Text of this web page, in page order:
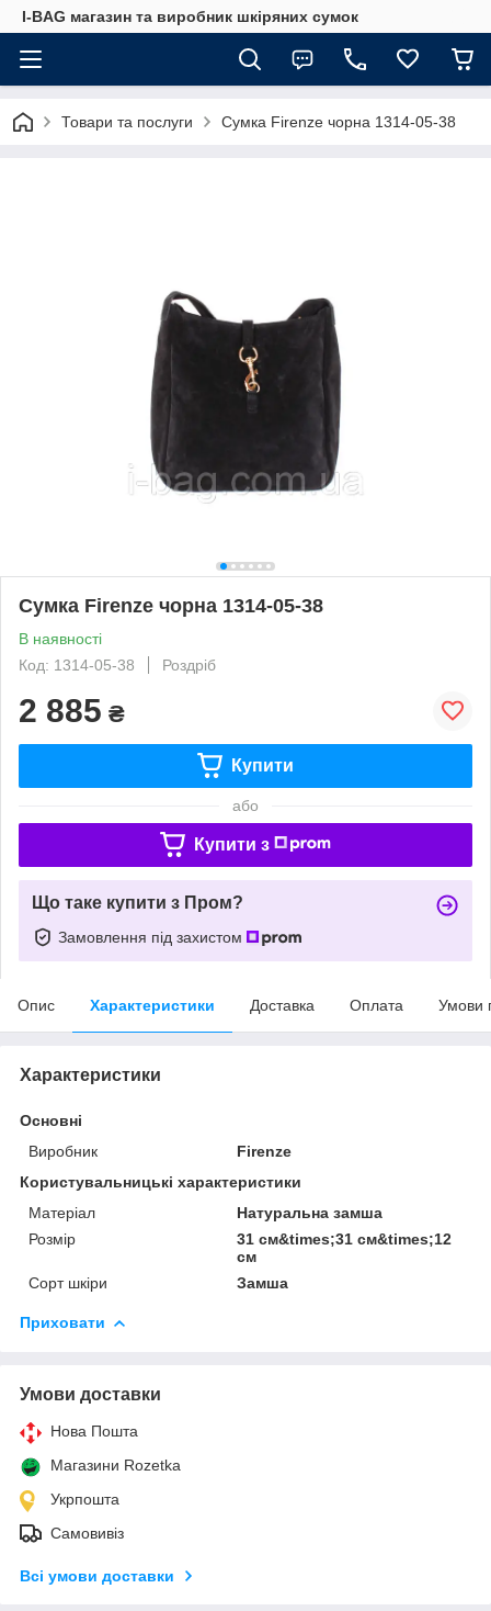
I-BAG магазин та виробник шкіряних сумок
Товари та послуги Сумка Firenze чорна 1314-05-38
Сумка Firenze чорна 1314-05-38
В наявності
Код: 1314-05-38
Роздріб
2 885 ₴
Купити
або
Купити з
Що таке купити з Пром?
Замовлення під захистом
Опис Характеристики Доставка Оплата Умови
Характеристики
Основні
Виробник
Firenze
Користувальницькі характеристики
Матеріал
Натуральна замша
Розмір
31 см&times;31 см&times;12
см
Сорт шкіри
Замша
Приховати
Умови доставки
Нова Пошта
Магазини Rozetka
Укрпошта
Самовивіз
Всі умови доставки